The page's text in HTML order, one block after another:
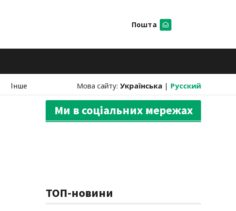
Пошта
Інше Мова сайту: Українська | Русский
Ми в соціальних мережах
ТОП-новини